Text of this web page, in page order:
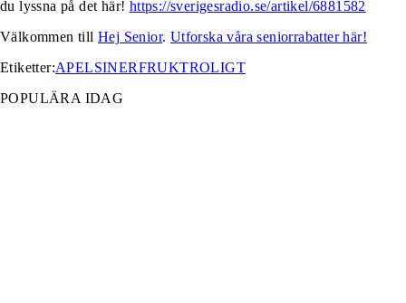
du lyssna på det här! https://sverigesradio.se/artikel/6881582
Välkommen tillHej Senior. Utforska våra seniorrabatter här!
Etiketter:APELSINERFRUKTROLIGT
POPULÄRA IDAG